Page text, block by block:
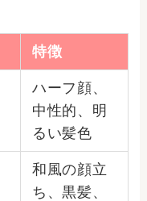
特徴
ハーフ顔、
中性的、明
るい髪色
和風の顔立
ち、黒髪、